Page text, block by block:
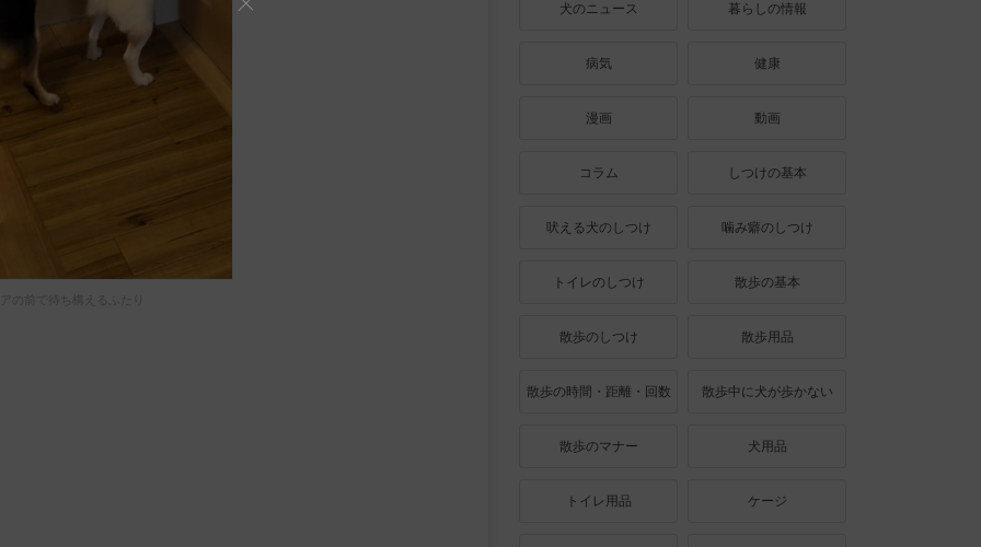
犬のニュース 暮らしの情報
病気 健康
漫画 動画
コラム しつけの基本
吠える犬のしつけ 噛み癖のしつけ
トイレのしつけ 散歩の基本
散歩のしつけ 散歩用品
散歩の時間・距離・回数 散歩中に犬が歩かない
散歩のマナー 犬用品
トイレ用品 ケージ